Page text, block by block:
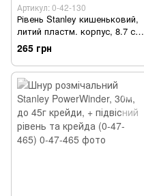
Артикул: 0-42-130
Рівень Stanley кишеньковий,
литий пластм. корпус, 8.7 см,
2 капсули, магнітна основа
(0-42-130)
265 грн